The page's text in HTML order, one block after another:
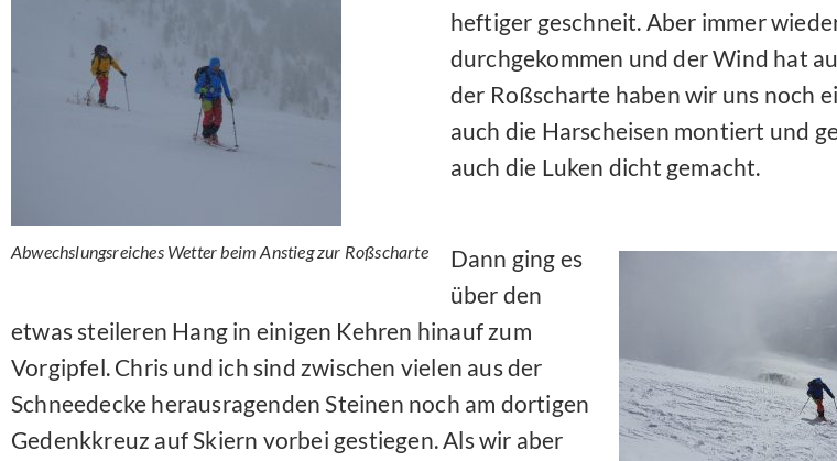
Abwechslungsreiches Wetter beim Anstieg zur Roßscharte
heftiger geschneit. Aber immer
durchgekommen und der Wind hat
der Roßscharte haben wir uns noch
auch die Harscheisen montiert und
auch die Luken dicht gemacht.
Dann ging es
über den
etwas steileren Hang in einigen Kehren hinauf zum
Vorgipfel. Chris und ich sind zwischen vielen aus der
Schneedecke herausragenden Steinen noch am dortigen
Gedenkkreuz auf Skiern vorbei gestiegen. Als wir aber